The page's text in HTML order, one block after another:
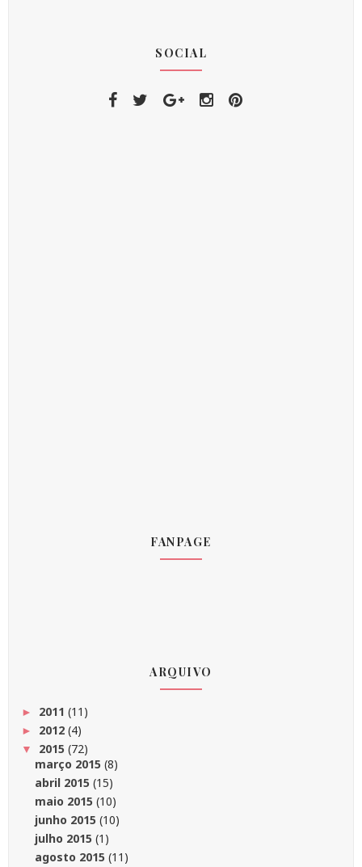
SOCIAL
FANPAGE
ARQUIVO
► 2011 (11)
► 2012 (4)
▼ 2015 (72)
março 2015 (8)
abril 2015 (15)
maio 2015 (10)
junho 2015 (10)
julho 2015 (1)
agosto 2015 (11)